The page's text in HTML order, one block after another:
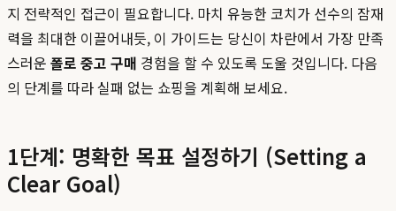
지 전략적인 접근이 필요합니다. 마치 유능한 코치가 선수의 잠재
력을 최대한 이끌어내듯, 이 가이드는 당신이 차란에서 가장 만족
스러운 폴로 중고 구매 경험을 할 수 있도록 도울 것입니다. 다음
의 단계를 따라 실패 없는 쇼핑을 계획해 보세요.
1단계: 명확한 목표 설정하기 (Setting a
Clear Goal)